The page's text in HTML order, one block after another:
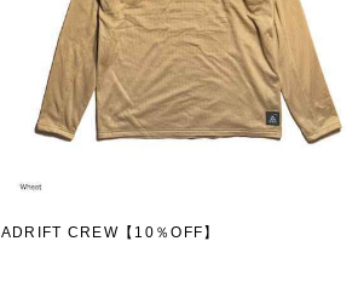
ADRIFT CREW【10％OFF】